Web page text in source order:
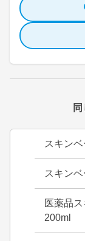
スキン
スキン
医薬品
200ml